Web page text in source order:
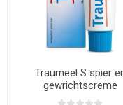
Traumeel S spier
gewrichtscreme